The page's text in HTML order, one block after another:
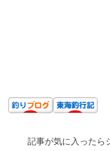
記事が気に入ったら